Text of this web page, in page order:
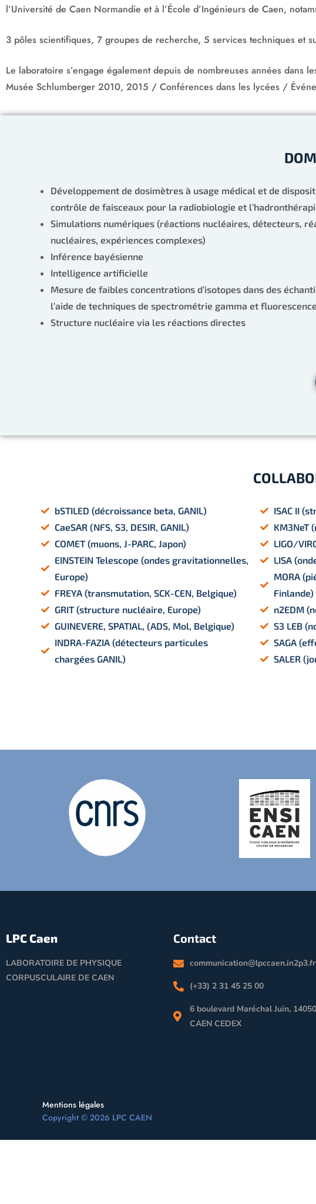
l’Université de Caen Normandie et à l’École d’Ingénieurs de Caen,
3 pôles scientifiques, 7 groupes de recherche, 5 services techniques et
Le laboratoire s’engage également depuis de nombreuses années
Musée Schlumberger 2010, 2015 / Conférences dans les lycées /
Développement de dosimètres à usage médical et de
contrôle de faisceaux pour la radiobiologie et
Simulations numériques (réactions nucléaires, détecteurs,
nucléaires, expériences complexes)
Inférence bayésienne
Intelligence artificielle
Mesure de faibles concentrations d’isotopes dans des
l’aide de techniques de spectrométrie gamma et
Structure nucléaire via les réactions directes
bSTILED (décroissance beta, GANIL)
CaeSAR (NFS, S3, DESIR, GANIL)
COMET (muons, J-PARC, Japon)
EINSTEIN Telescope (ondes gravitationnelles,
Europe)
FREYA (transmutation, SCK-CEN, Belgique)
GRIT (structure nucléaire, Europe)
GUINEVERE, SPATIAL, (ADS, Mol, Belgique)
INDRA-FAZIA (détecteurs particules
chargées GANIL)
ISAC II
KM3NeT
LIGO/
LISA
MORA
Finlande)
n2EDM
S3 LEB
SAGA
SALER
LPC Caen
LABORATOIRE DE PHYSIQUE
CORPUSCULAIRE DE CAEN
Contact
communication@lpccaen.in2p3.fr
(+33) 2 31 45 25 00
6 boulevard Maréchal Juin, 14050
CAEN CEDEX
Mentions légales
Copyright © 2026 LPC CAEN